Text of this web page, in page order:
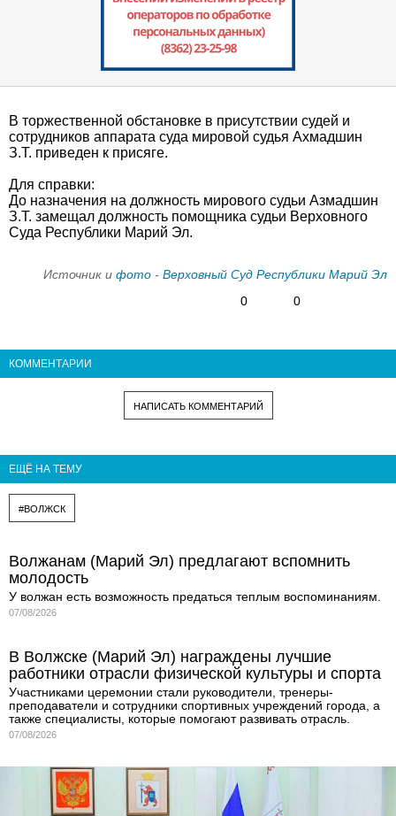
В торжественной обстановке в присутствии судей и
сотрудников аппарата суда мировой судья Ахмадшин
З.Т. приведен к присяге.
Для справки:
До назначения на должность мирового судьи Азмадшин
З.Т. замещал должность помощника судьи Верховного
Суда Республики Марий Эл.
Источник и фото - Верховный Суд Республики Марий Эл
0
0
КОММЕНТАРИИ
НАПИСАТЬ КОММЕНТАРИЙ
ЕЩЁ НА ТЕМУ
#ВОЛЖСК
Волжанам (Марий Эл) предлагают вспомнить
молодость
У волжан есть возможность предаться теплым воспоминаниям.
07/08/2026
В Волжске (Марий Эл) награждены лучшие
работники отрасли физической культуры и спорта
Участниками церемонии стали руководители, тренеры-
преподаватели и сотрудники спортивных учреждений города, а
также специалисты, которые помогают развивать отрасль.
07/08/2026